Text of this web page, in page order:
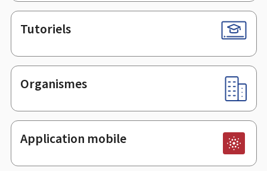
Tutoriels
Organismes
Application mobile